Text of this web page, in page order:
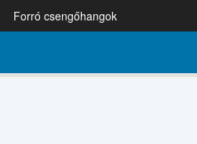
Forró csengőhangok